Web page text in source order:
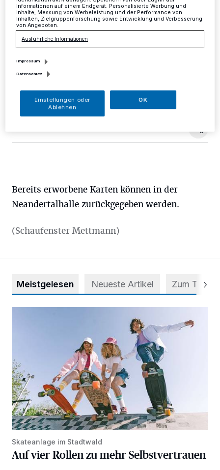
Mettmann·Das für Freitag, 5. April, geplante
Musikmärchen "Alla Turca oder Der Dirigent und sein
Flaschengeist" des "Pindakaas Saxophon-Quartett" in
Koproduktion mit dem Theater "Scintilla", muss leider
ausfallen, teilt die Kulturabteilung der Stadt mit.
26.03.2019 , 11:48 Uhr Eine Minute Lesezeit
Bereits erworbene Karten können in der
Neandertalhalle zurückgegeben werden.
(Schaufenster Mettmann)
Meistgelesen Neueste Artikel Zum Thema
Skateanlage im Stadtwald
Auf vier Rollen zu mehr Selbstvertrauen
Informationen auf einem Endgerät. Personalisierte Werbung und
Inhalte, Messung von Werbeleistung und der Performance von
Inhalten, Zielgruppenforschung sowie Entwicklung und Verbesserung
von Angeboten.
Ausführliche Informationen
Impressum
Datenschutz
Einstellungen oder
Ablehnen
OK